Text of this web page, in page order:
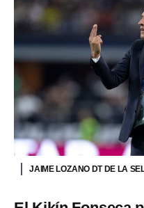
JAIME LOZANO DT DE LA